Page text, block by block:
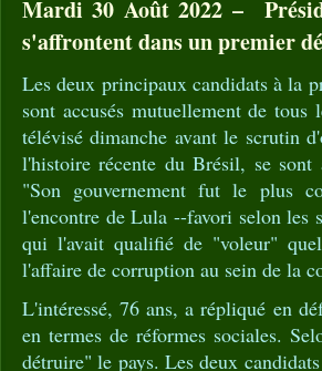
Mardi 30 Août 2022 –
s'affrontent dans un premier
Les deux principaux candidats à la
sont accusés mutuellement de
télévisé dimanche avant le scrutin
l'histoire récente du Brésil, se
"Son gouvernement fut le plus
l'encontre de Lula --favori selon les
qui l'avait qualifié de "voleur"
l'affaire de corruption au sein de la
L'intéressé, 76 ans, a répliqué en
en termes de réformes sociales.
détruire" le pays. Les deux